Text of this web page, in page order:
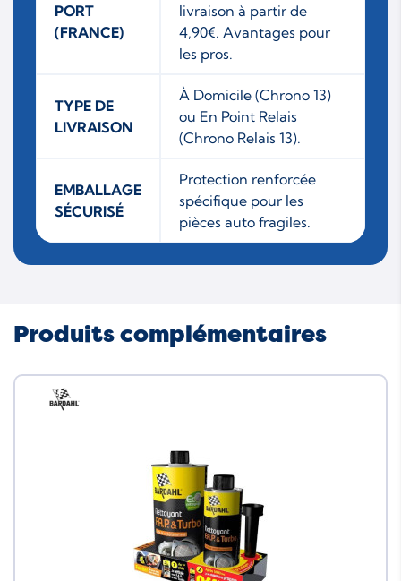
PORT
(FRANCE)
livraison à partir de
4,90€. Avantages pour
les pros.
TYPE DE
LIVRAISON
À Domicile (Chrono 13)
ou En Point Relais
(Chrono Relais 13).
EMBALLAGE
SÉCURISÉ
Protection renforcée
spécifique pour les
pièces auto fragiles.
Produits complémentaires
Neuf